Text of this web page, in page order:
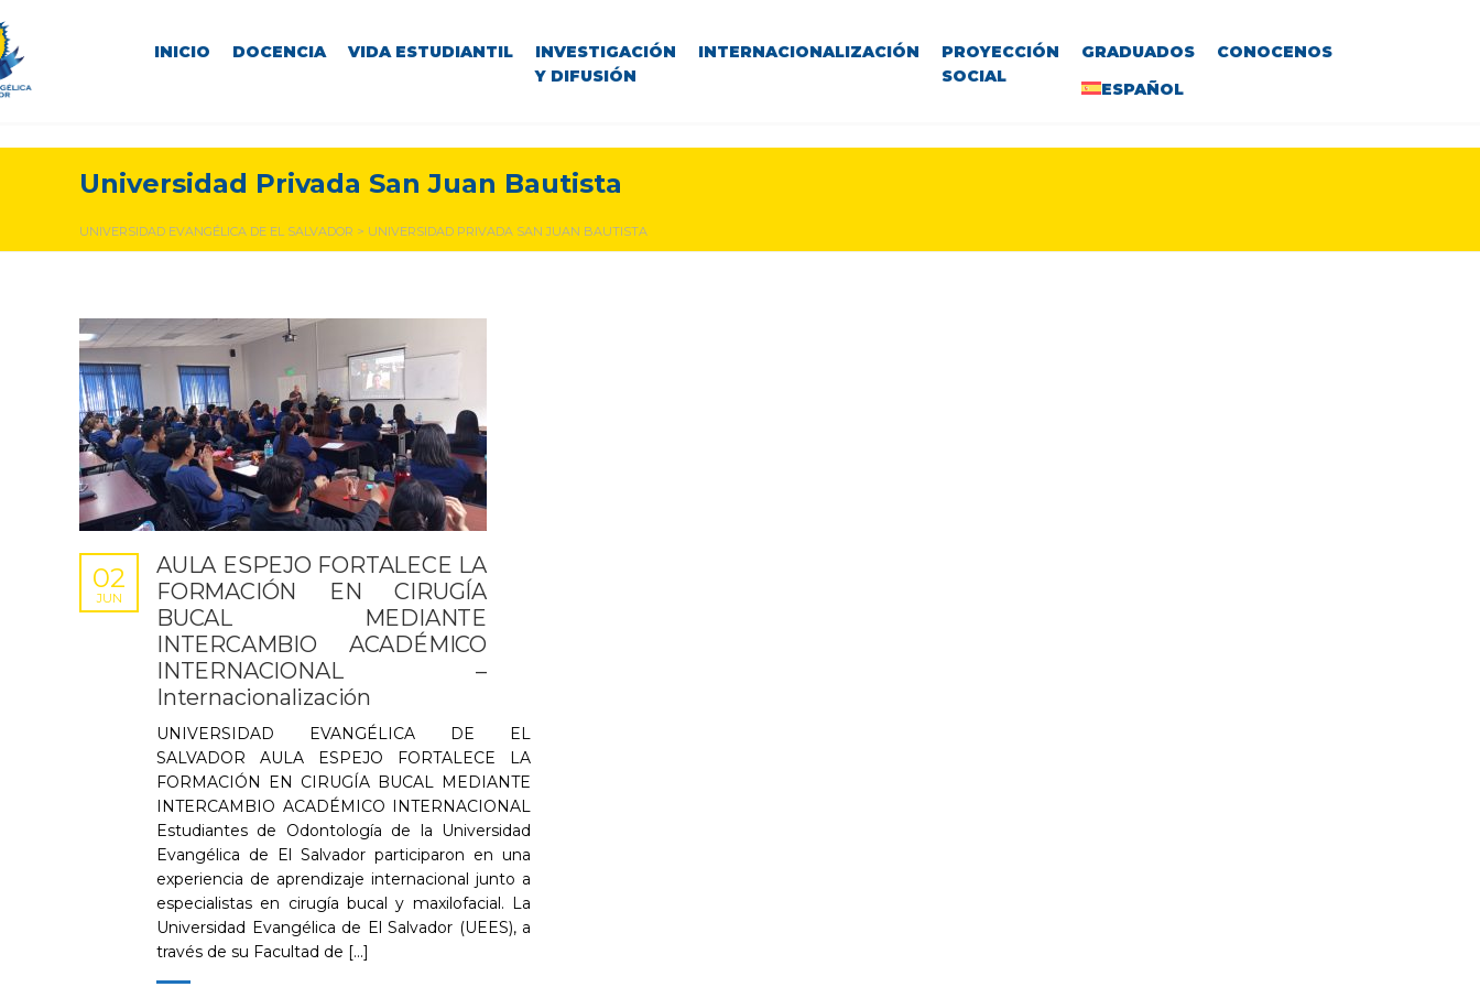
INICIO DOCENCIA VIDA ESTUDIANTIL
INVESTIGACIÓN
Y DIFUSIÓN
INTERNACIONALIZACIÓN
PROYECCIÓN
SOCIAL
GRADUADOS
CONOCENOS
ESPAÑOL
Universidad Privada San Juan Bautista
UNIVERSIDAD EVANGÉLICA DE EL SALVADOR > UNIVERSIDAD PRIVADA SAN JUAN BAUTISTA
AULA ESPEJO FORTALECE LA
FORMACIÓN EN CIRUGÍA
BUCAL MEDIANTE
INTERCAMBIO ACADÉMICO
INTERNACIONAL –
Internacionalización
02
JUN
UNIVERSIDAD EVANGÉLICA DE EL
SALVADOR AULA ESPEJO FORTALECE LA
FORMACIÓN EN CIRUGÍA BUCAL MEDIANTE
INTERCAMBIO ACADÉMICO INTERNACIONAL
Estudiantes de Odontología de la Universidad
Evangélica de El Salvador participaron en una
experiencia de aprendizaje internacional junto a
especialistas en cirugía bucal y maxilofacial. La
Universidad Evangélica de El Salvador (UEES), a
través de su Facultad de [...]